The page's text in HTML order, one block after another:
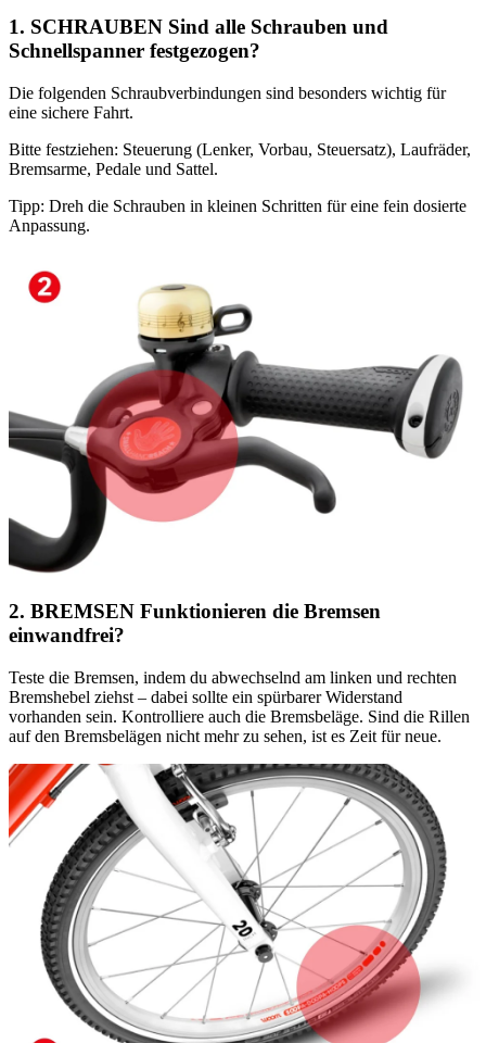
1. SCHRAUBEN Sind alle Schrauben und
Schnellspanner festgezogen?
Die folgenden Schraubverbindungen sind besonders wichtig für
eine sichere Fahrt.
Bitte festziehen: Steuerung (Lenker, Vorbau, Steuersatz), Laufräder,
Bremsarme, Pedale und Sattel.
Tipp: Dreh die Schrauben in kleinen Schritten für eine fein dosierte
Anpassung.
2. BREMSEN Funktionieren die Bremsen
einwandfrei?
Teste die Bremsen, indem du abwechselnd am linken und rechten
Bremshebel ziehst – dabei sollte ein spürbarer Widerstand
vorhanden sein. Kontrolliere auch die Bremsbeläge. Sind die Rillen
auf den Bremsbelägen nicht mehr zu sehen, ist es Zeit für neue.